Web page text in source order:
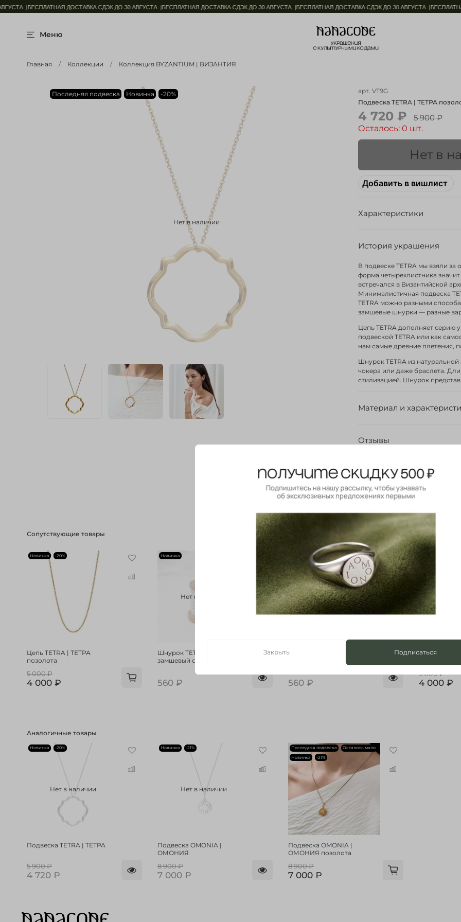
|БЕСПЛАТНАЯ ДОСТАВКА СДЭК ДО 30 АВГУСТА |БЕСПЛАТНАЯ ДОСТАВКА СДЭК ДО 30 АВГУСТА |БЕСПЛАТНАЯ ДОСТАВКА СДЭК ДО 30 АВГУСТА |
Меню
Главная Коллекции Коллекция BYZANTIUM | ВИЗАНТИЯ
Нет в наличии
Последняя подвеска Новинка -20% арт. VT9G
Подвеска TETRA | ТЕТРА
4 720 ₽
5 900 ₽
Осталось: 0 шт.
Нет в
Добавить в вишлист
Характеристики
История украшения
В подвеске TETRA мы взяли
форма четырехлистника
встречался в Византийской
Минималистичная подвеска
TETRA можно разными
замшевые шнурки — разные
Цепь TETRA дополняет серию
подвеской TETRA или как
нам самые древние плетения,
Шнурок TETRA из
чокера или даже браслета.
стилизацией. Шнурок
Материал и
Отзывы
Выбрать
Сопутствующие товары
Новинка -20%
Цепь TETRA | ТЕТРА
позолота
5 000 ₽
4 000 ₽
Нет в наличии
Новинка
Шнурок TETRA | ТЕТРА
замшевый серый
560 ₽
Нет в наличии
Новинка
Шнурок TETRA | ТЕТРА
560 ₽
Цепь TETRA |
5 000 ₽
4 000 ₽
Аналогичные товары
Нет в наличии
Новинка -20%
Подвеска TETRA | ТЕТРА
5 900 ₽
4 720 ₽
Нет в наличии
Новинка -21%
Подвеска OMONIA |
ОМОНИЯ
8 900 ₽
7 000 ₽
Последняя подвеска
Осталось мало
Новинка
-21%
Подвеска OMONIA |
ОМОНИЯ позолота
8 900 ₽
7 000 ₽
Закрыть Подписаться